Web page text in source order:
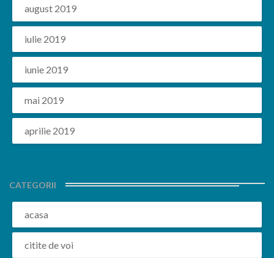
august 2019
iulie 2019
iunie 2019
mai 2019
aprilie 2019
CATEGORII
acasa
citite de voi